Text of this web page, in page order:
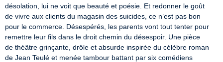
désolation, lui ne voit que beauté et poésie. Et redonner le goût
de vivre aux clients du magasin des suicides, ce n’est pas bon
pour le commerce. Désespérés, les parents vont tout tenter pour
remettre leur fils dans le droit chemin du désespoir. Une pièce
de théâtre grinçante, drôle et absurde inspirée du célèbre roman
de Jean Teulé et menée tambour battant par six comédiens